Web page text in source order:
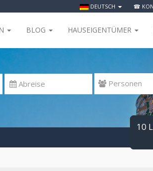
DEUTSCH ☎
BLOG HAUSEIGENTÜMER
 Personen
10